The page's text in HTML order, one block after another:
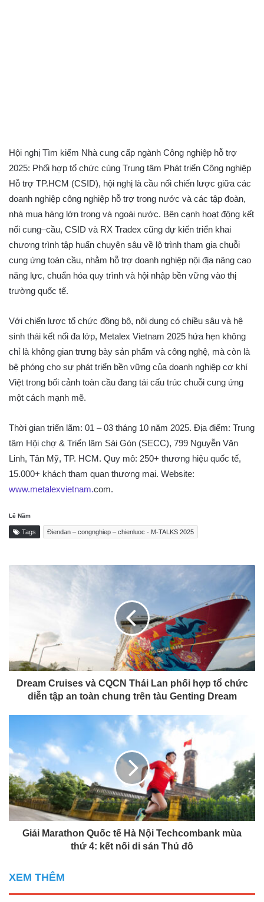
Hội nghị Tìm kiếm Nhà cung cấp ngành Công nghiệp hỗ trợ
2025: Phối hợp tổ chức cùng Trung tâm Phát triển Công nghiệp
Hỗ trợ TP.HCM (CSID), hội nghị là cầu nối chiến lược giữa các
doanh nghiệp công nghiệp hỗ trợ trong nước và các tập đoàn,
nhà mua hàng lớn trong và ngoài nước. Bên cạnh hoạt động kết
nối cung–cầu, CSID và RX Tradex cũng dự kiến triển khai
chương trình tập huấn chuyên sâu về lộ trình tham gia chuỗi
cung ứng toàn cầu, nhằm hỗ trợ doanh nghiệp nội địa nâng cao
năng lực, chuẩn hóa quy trình và hội nhập bền vững vào thị
trường quốc tế.
Với chiến lược tổ chức đồng bộ, nội dung có chiều sâu và hệ
sinh thái kết nối đa lớp, Metalex Vietnam 2025 hứa hẹn không
chỉ là không gian trưng bày sản phẩm và công nghệ, mà còn là
bệ phóng cho sự phát triển bền vững của doanh nghiệp cơ khí
Việt trong bối cảnh toàn cầu đang tái cấu trúc chuỗi cung ứng
một cách mạnh mẽ.
Thời gian triển lãm: 01 – 03 tháng 10 năm 2025. Địa điểm: Trung
tâm Hội chợ & Triển lãm Sài Gòn (SECC), 799 Nguyễn Văn
Linh, Tân Mỹ, TP. HCM. Quy mô: 250+ thương hiệu quốc tế,
15.000+ khách tham quan thương mại. Website:
www.metalexvietnam.com.
Lê Năm
Tags Điendan – congnghiep – chienluoc - M-TALKS 2025
Dream Cruises và CQCN Thái Lan phối hợp tổ chức
diễn tập an toàn chung trên tàu Genting Dream
Giải Marathon Quốc tế Hà Nội Techcombank mùa
thứ 4: kết nối di sản Thủ đô
XEM THÊM